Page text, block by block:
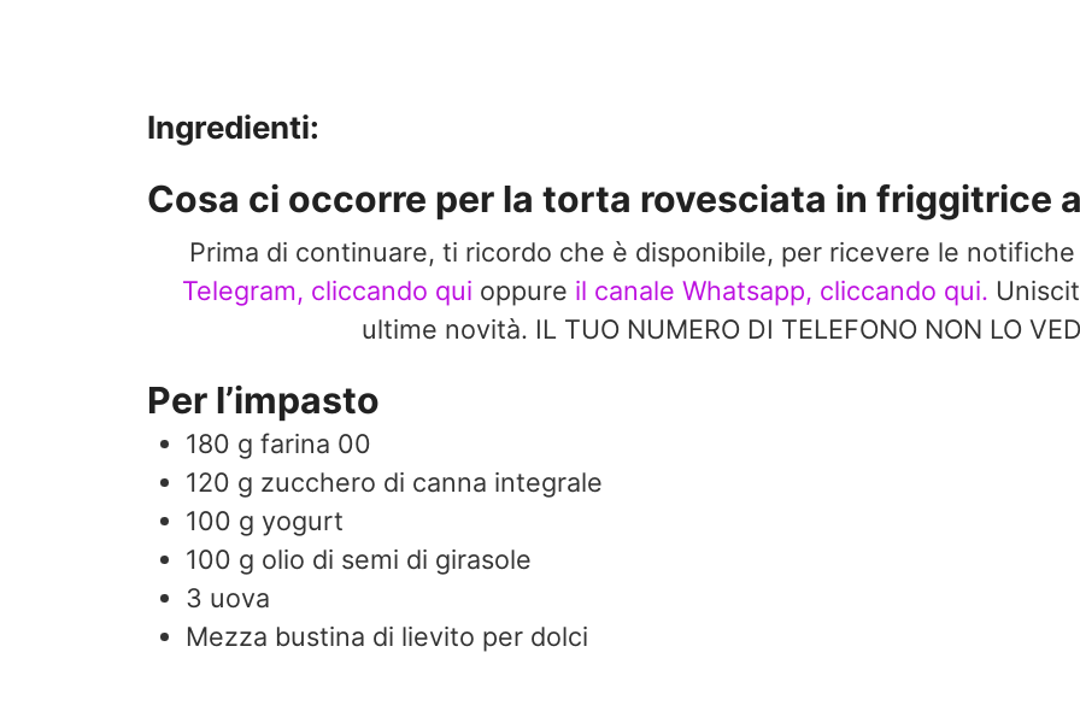
Ingredienti:
Cosa ci occorre per la torta rovesciata in friggitrice
Prima di continuare, ti ricordo che è disponibile, per ricevere le
Telegram, cliccando qui oppure il canale Whatsapp, cliccando qui.
ultime novità. IL TUO NUMERO DI TELEFONO NON LO
Per l’impasto
180 g farina 00
120 g zucchero di canna integrale
100 g yogurt
100 g olio di semi di girasole
3 uova
Mezza bustina di lievito per dolci